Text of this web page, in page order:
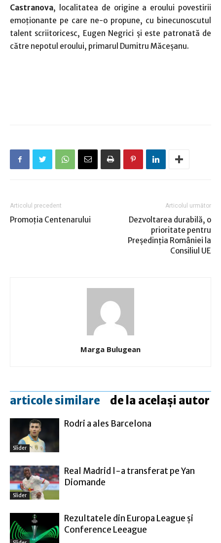
Castranova, localitatea de origine a eroului povestirii
emoționante pe care ne-o propune, cu binecunoscutul
talent scriitoricesc, Eugen Negrici și este patronată de
către nepotul eroului, primarul Dumitru Măceșanu.
Articolul precedent
Promoţia Centenarului
Articolul următor
Dezvoltarea durabilă, o
prioritate pentru
Președinția României la
Consiliul UE
Marga Bulugean
articole similare de la același autor
Slider
Rodri a ales Barcelona
Slider
Real Madrid l-a transferat pe Yan
Diomande
Rezultatele din Europa League şi
Conference Leeague